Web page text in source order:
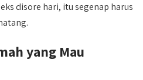
disore hari, itu segenap harus
yang Mau